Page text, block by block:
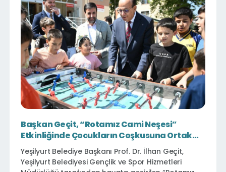
Başkan Geçit, “Rotamız Cami Neşesi”
Etkinliğinde Çocukların Coşkusuna Ortak
Oldu
Yeşilyurt Belediye Başkanı Prof. Dr. İlhan Geçit,
Yeşilyurt Belediyesi Gençlik ve Spor Hizmetleri